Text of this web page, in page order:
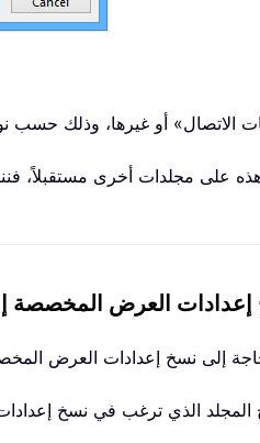
على مجلدات أخرى مستقبلاً،